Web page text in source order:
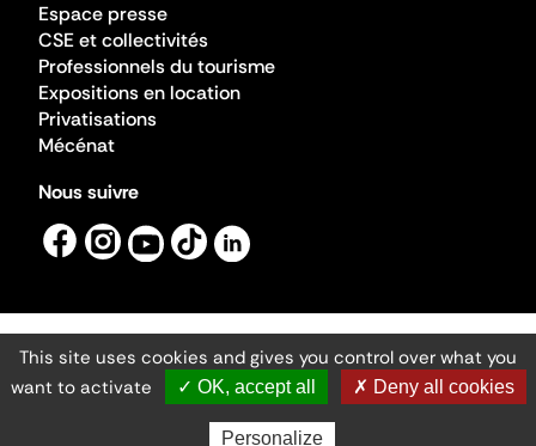
Espace presse
CSE et collectivités
Professionnels du tourisme
Expositions en location
Privatisations
Mécénat
Nous suivre
Mentions légales
Gestion des cookies
Accessibilité numérique
Ministère de la Culture ©2026
- Cité de l'architecture et du patrimoine
This site uses cookies and gives you control over what you
want to activate
✓ OK, accept all ✗ Deny all cookies
Personalize